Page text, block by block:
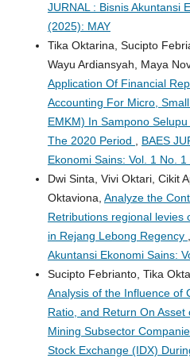
JURNAL : Bisnis Akuntansi
(2025): MAY
Tika Oktarina, Sucipto
Wayu Ardiansyah, Maya
Application Of Financial
Accounting For Micro,
EMKM) In Sampono
The 2020 Period
BAES
Ekonomi Sains: Vol. 1 No.
Dwi Sinta, Vivi Oktari, Cikit
Oktaviona, Analyze the
Retributions regional levies
in Rejang Lebong Regency
Akuntansi Ekonomi Sains:
Sucipto Febrianto, Tika
Analysis of the Influence of
Ratio, and Return On
Mining Subsector
Stock Exchange (IDX)